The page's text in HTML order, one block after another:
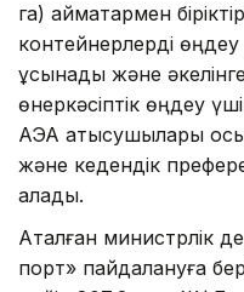
га) аймақтармен
контейнерлерді
ұсынады және
өнеркәсіптік өңдеу
АЭА қатысушылары
және кедендік
алады.
Аталған министрлік
порт» пайдалануға